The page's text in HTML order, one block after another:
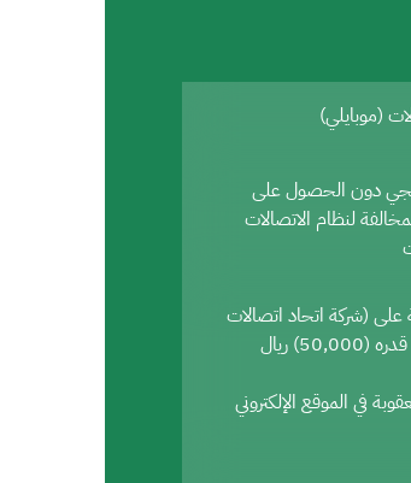
(موبايلي)
دون الحصول على
لنظام الاتصالات
(شركة اتحاد اتصالات
(موبايلي)) بمبلغ قدره (50,000) ريال
في الموقع الإلكتروني